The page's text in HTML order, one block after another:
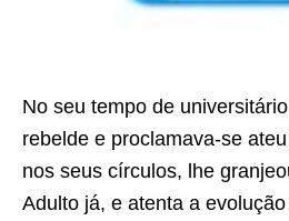
No seu tempo de
rebelde e proclamava-se
nos seus círculos, lhe
Adulto já, e atenta a